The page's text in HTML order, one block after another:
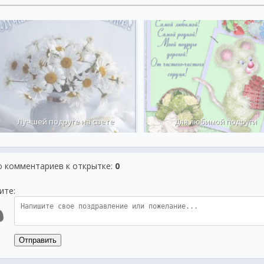
Лучшей подруге на свете Для любимой подруги
комментариев к открытке: 0
Отправить